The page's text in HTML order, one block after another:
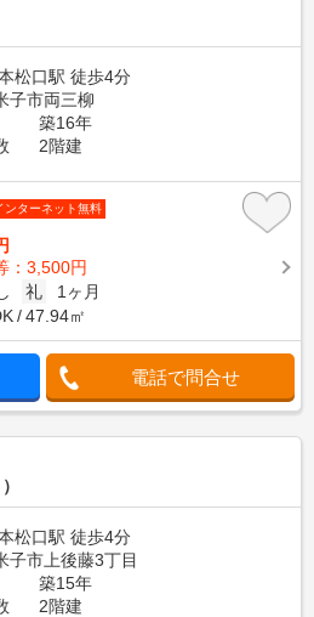
松口駅 徒歩4分
子市両三柳
築16年
2階建
ンターネット無料
：3,500円
礼
1ヶ月
47.94㎡
電話で問合せ
松口駅 徒歩4分
子市上後藤3丁目
築15年
2階建